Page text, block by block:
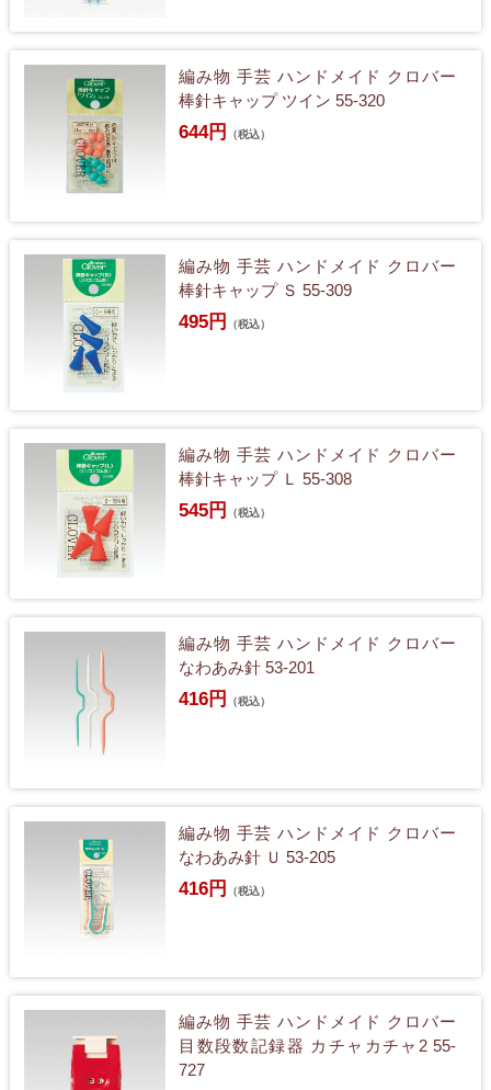
編み物 手芸 ハンドメイド クロバー
棒針キャップ ツイン 55-320
644円 （税込）
編み物 手芸 ハンドメイド クロバー
棒針キャップ Ｓ 55-309
495円 （税込）
編み物 手芸 ハンドメイド クロバー
棒針キャップ Ｌ 55-308
545円 （税込）
編み物 手芸 ハンドメイド クロバー
なわあみ針 53-201
416円 （税込）
編み物 手芸 ハンドメイド クロバー
なわあみ針 Ｕ 53-205
416円 （税込）
編み物 手芸 ハンドメイド クロバー
目数段数記録器 カチャカチャ2 55-
727